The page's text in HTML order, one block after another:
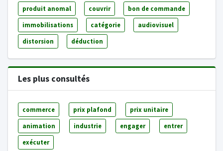
produit anomal couvrir bon de commande
immobilisations catégorie audiovisuel
distorsion déduction
Les plus consultés
commerce prix plafond prix unitaire
animation industrie engager entrer
exécuter